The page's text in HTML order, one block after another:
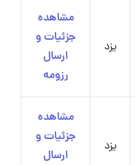
یزد
مشاهده
جزئیات و
ارسال
رزومه
یزد
مشاهده
جزئیات و
ارسال